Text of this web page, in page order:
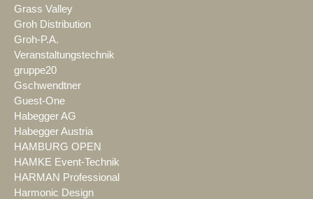
Grass Valley
Groh Distribution
Groh-P.A.
Veranstaltungstechnik
gruppe20
Gschwendtner
Guest-One
Habegger AG
Habegger Austria
HAMBURG OPEN
HAMKE Event-Technik
HARMAN Professional
Harmonic Design